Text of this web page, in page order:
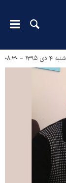
شنبه ۴ دی ۱۳۹۵ - ۰۸:۳۰